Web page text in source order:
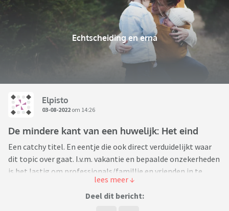
Echtscheiding en erna
Elpisto
03-08-2022 om 14:26
De mindere kant van een huwelijk: Het eind
Een catchy titel. En eentje die ook direct verduidelijkt waar
dit topic over gaat. I.v.m. vakantie en bepaalde onzekerheden
is het lastig om professionals/famillie en vrienden in te
schakelen, dus daarom maar een soort van anoniem op een
Deel dit bericht: